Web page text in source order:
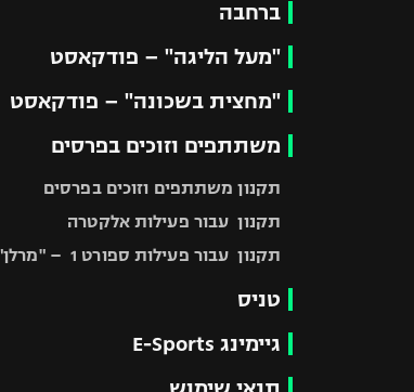
ברחבה
"מעל הליגה" – פודקאסט
"מחצית בשכונה" – פודקאסט
משתתפים וזוכים בפרסים
תקנון משתתפים וזוכים בפרסים
תקנון עבור פעילות אלקטרה
תקנון עבור פעילות ספורט 1 – "מרלן"
טניס
גיימינג E-Sports